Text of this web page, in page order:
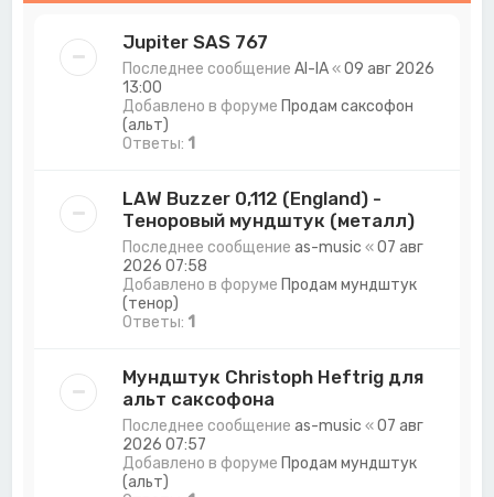
Jupiter SAS 767
Последнее сообщениеAl-lA«09 авг 2026
13:00
Добавлено в форуме Продам саксофон
(альт)
Ответы: 1
LAW Buzzer 0,112 (England) -
Теноровый мундштук (металл)
Последнее сообщениеas-music «07 авг
2026 07:58
Добавлено в форуме Продам мундштук
(тенор)
Ответы: 1
Мундштук Christoph Heftrig для
альт саксофона
Последнее сообщениеas-music «07 авг
2026 07:57
Добавлено в форуме Продам мундштук
(альт)